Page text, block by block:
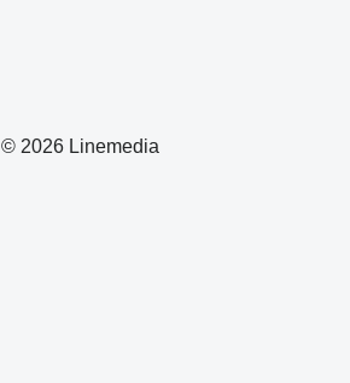
© 2026 Linemedia